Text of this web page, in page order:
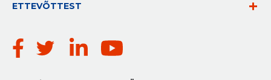
ETTEVÕTTEST